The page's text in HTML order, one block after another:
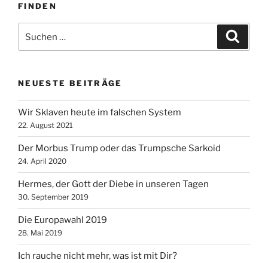
FINDEN
nach:
NEUESTE BEITRÄGE
Wir Sklaven heute im falschen System
22. August 2021
Der Morbus Trump oder das Trumpsche Sarkoid
24. April 2020
Hermes, der Gott der Diebe in unseren Tagen
30. September 2019
Die Europawahl 2019
28. Mai 2019
Ich rauche nicht mehr, was ist mit Dir?